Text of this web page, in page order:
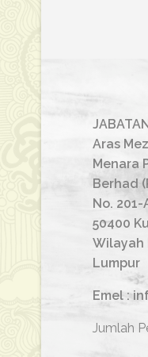
Aras
Menara
Berhad
No. 201-
50400
Wilayah
Lumpur
Emel :
Jumlah